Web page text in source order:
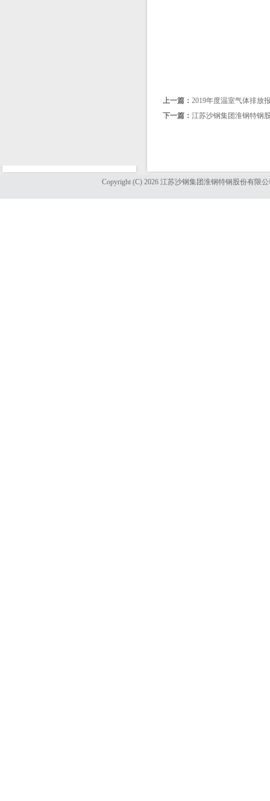
上一篇： 2019年度温室气体排放
下一篇： 江苏沙钢集团淮钢特钢
Copyright (C) 2026 江苏沙钢集团淮钢特钢股份有限